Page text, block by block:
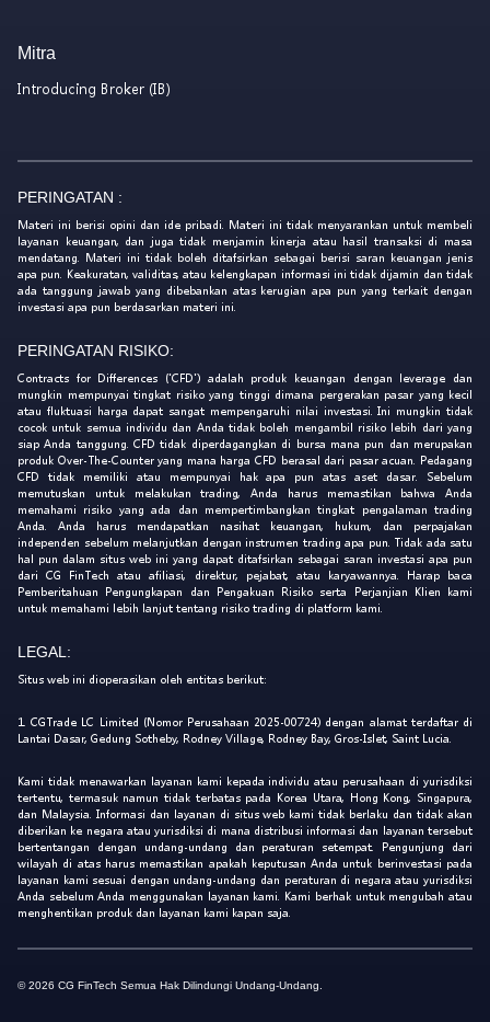
Mitra
Introducing Broker (IB)
PERINGATAN :
Materi ini berisi opini dan ide pribadi. Materi ini tidak menyarankan untuk membeli
layanan keuangan, dan juga tidak menjamin kinerja atau hasil transaksi di masa
mendatang. Materi ini tidak boleh ditafsirkan sebagai berisi saran keuangan jenis
apa pun. Keakuratan, validitas, atau kelengkapan informasi ini tidak dijamin dan tidak
ada tanggung jawab yang dibebankan atas kerugian apa pun yang terkait dengan
investasi apa pun berdasarkan materi ini.
PERINGATAN RISIKO:
Contracts for Differences ('CFD') adalah produk keuangan dengan leverage dan
mungkin mempunyai tingkat risiko yang tinggi dimana pergerakan pasar yang kecil
atau fluktuasi harga dapat sangat mempengaruhi nilai investasi. Ini mungkin tidak
cocok untuk semua individu dan Anda tidak boleh mengambil risiko lebih dari yang
siap Anda tanggung. CFD tidak diperdagangkan di bursa mana pun dan merupakan
produk Over-The-Counter yang mana harga CFD berasal dari pasar acuan. Pedagang
CFD tidak memiliki atau mempunyai hak apa pun atas aset dasar. Sebelum
memutuskan untuk melakukan trading, Anda harus memastikan bahwa Anda
memahami risiko yang ada dan mempertimbangkan tingkat pengalaman trading
Anda. Anda harus mendapatkan nasihat keuangan, hukum, dan perpajakan
independen sebelum melanjutkan dengan instrumen trading apa pun. Tidak ada satu
hal pun dalam situs web ini yang dapat ditafsirkan sebagai saran investasi apa pun
dari CG FinTech atau afiliasi, direktur, pejabat, atau karyawannya. Harap baca
Pemberitahuan Pengungkapan dan Pengakuan Risiko serta Perjanjian Klien kami
untuk memahami lebih lanjut tentang risiko trading di platform kami.
LEGAL:
Situs web ini dioperasikan oleh entitas berikut:
1. CGTrade LC Limited (Nomor Perusahaan 2025-00724) dengan alamat terdaftar di
Lantai Dasar, Gedung Sotheby, Rodney Village, Rodney Bay, Gros-Islet, Saint Lucia.
Kami tidak menawarkan layanan kami kepada individu atau perusahaan di yurisdiksi
tertentu, termasuk namun tidak terbatas pada Korea Utara, Hong Kong, Singapura,
dan Malaysia. Informasi dan layanan di situs web kami tidak berlaku dan tidak akan
diberikan ke negara atau yurisdiksi di mana distribusi informasi dan layanan tersebut
bertentangan dengan undang-undang dan peraturan setempat. Pengunjung dari
wilayah di atas harus memastikan apakah keputusan Anda untuk berinvestasi pada
layanan kami sesuai dengan undang-undang dan peraturan di negara atau yurisdiksi
Anda sebelum Anda menggunakan layanan kami. Kami berhak untuk mengubah atau
menghentikan produk dan layanan kami kapan saja.
© 2026 CG FinTech Semua Hak Dilindungi Undang-Undang.